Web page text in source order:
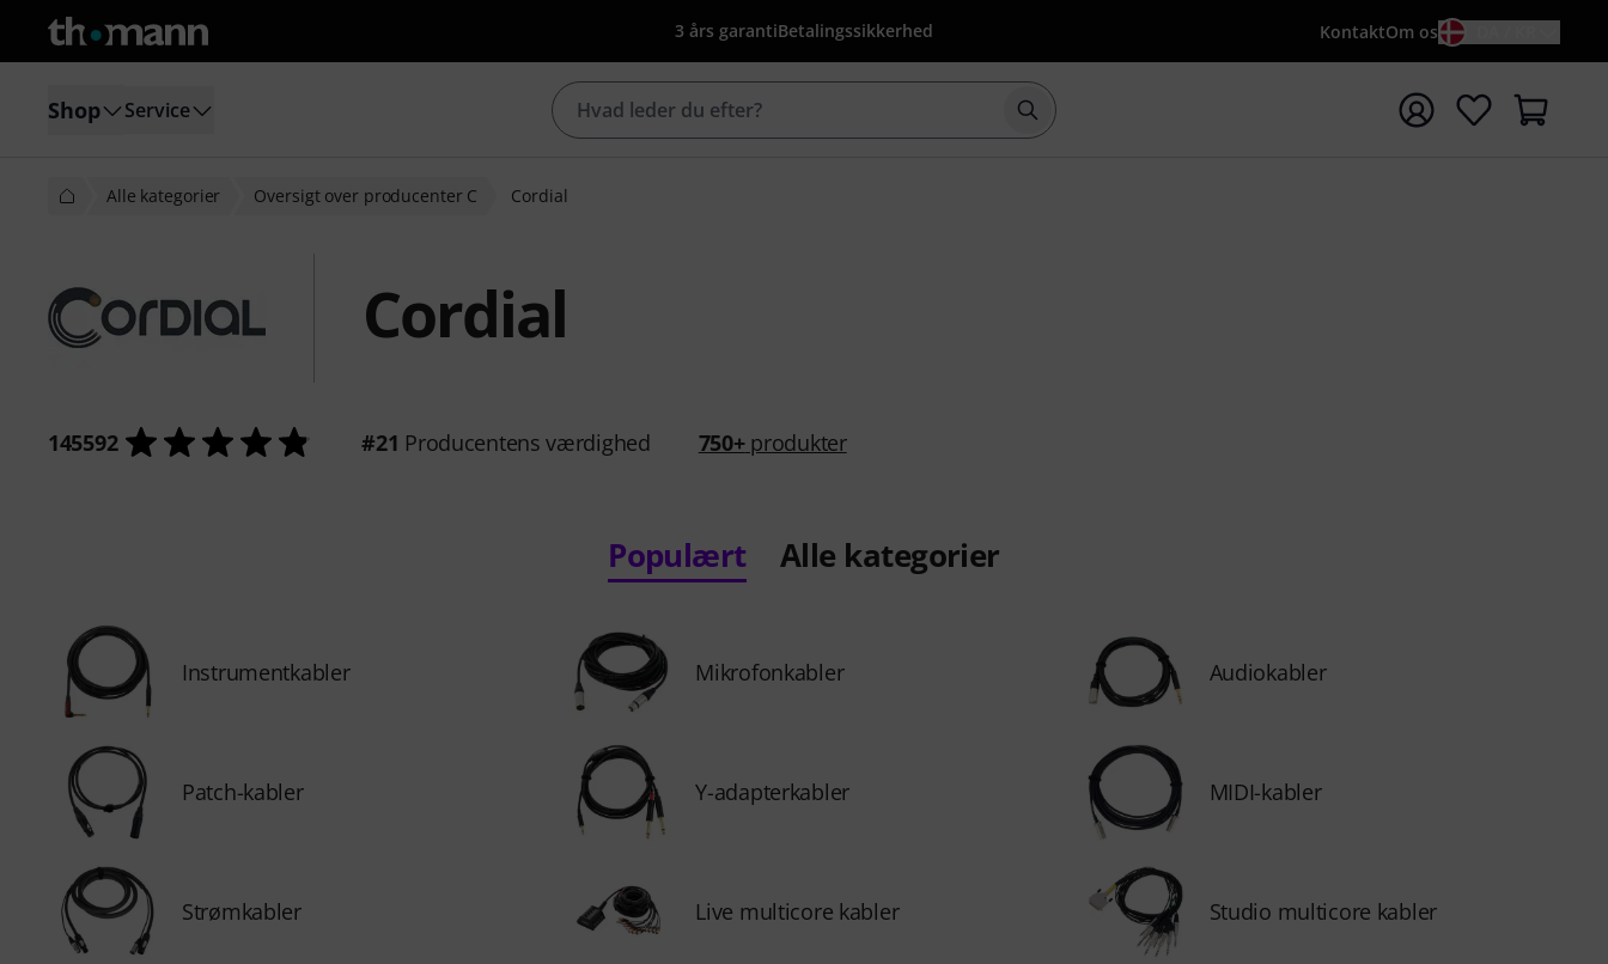
3 års garantiBetalingssikkerhed KontaktOm os
Shop Service Start søgning med søgeord {searchTerm}
Alle kategorier Oversigt over producenter C Cordial
Cordial
145592 #21 Producentens værdighed 750+produkter
Populært Alle kategorier
Instrumentkabler Mikrofonkabler Audiokabler
Patch-kabler Y-adapterkabler MIDI-kabler
Strømkabler Live multicore kabler Studio multicore kabler